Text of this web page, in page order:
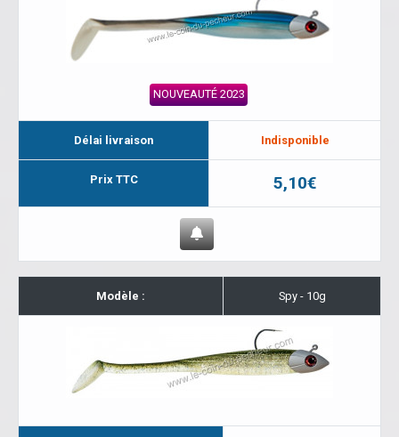
NOUVEAUTÉ 2023
Délai livraison Indisponible
Prix TTC 5,10€
Modèle : Spy - 10g